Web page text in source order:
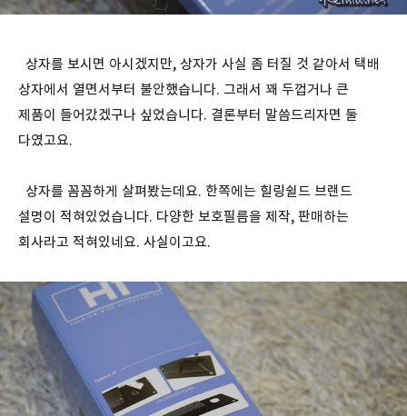
상자를 보시면 아시겠지만, 상자가 사실 좀 터질 것 같아서 택배
상자에서 열면서부터 불안했습니다. 그래서 꽤 두껍거나 큰
제품이 들어갔겠구나 싶었습니다. 결론부터 말씀드리자면 둘
다였고요.
상자를 꼼꼼하게 살펴봤는데요. 한쪽에는 힐링쉴드 브랜드
설명이 적혀있었습니다. 다양한 보호필름을 제작, 판매하는
회사라고 적혀있네요. 사실이고요.